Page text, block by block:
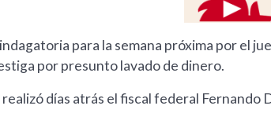
para la semana próxima por el
por presunto lavado de dinero.
días atrás el fiscal federal Fernando